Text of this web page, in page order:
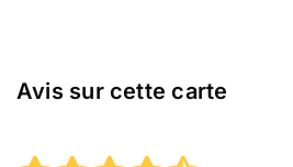
Avis sur cette carte